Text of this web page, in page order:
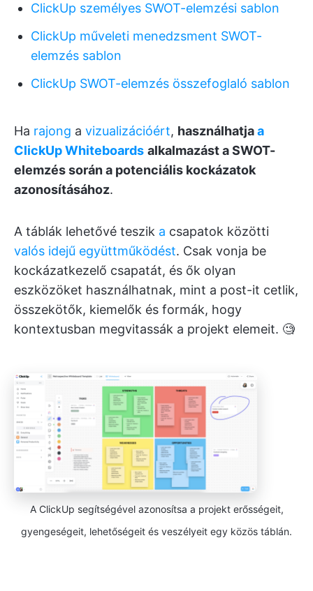
ClickUp személyes SWOT-elemzési sablon
ClickUp műveleti menedzsment SWOT-
elemzés sablon
ClickUp SWOT-elemzés összefoglaló sablon
Ha rajong a vizualizációért, használhatjaa
ClickUp Whiteboards alkalmazást a SWOT-
elemzés során a potenciális kockázatok
azonosításához.
A táblák lehetővé teszik a csapatok közötti
valós idejű együttműködést. Csak vonja be
kockázatkezelő csapatát, és ők olyan
eszközöket használhatnak, mint a post-it cetlik,
összekötők, kiemelők és formák, hogy
kontextusban megvitassák a projekt elemeit. 🧐
A ClickUp segítségével azonosítsa a projekt erősségeit,
gyengeségeit, lehetőségeit és veszélyeit egy közös táblán.